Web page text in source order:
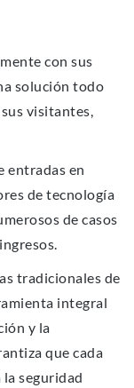
con sus
solución todo
visitantes,
entradas en
de tecnología
de casos
tradicionales de
integral
y la
que cada
seguridad